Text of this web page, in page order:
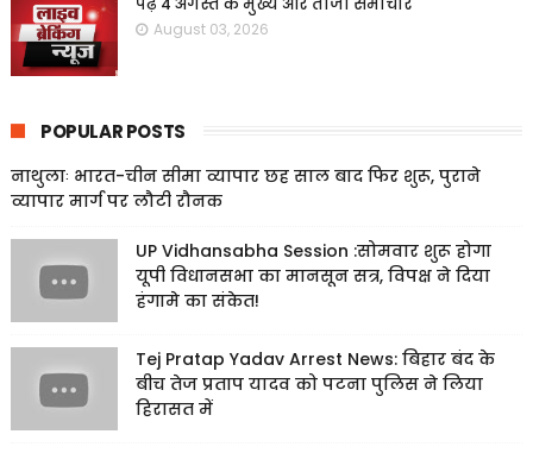
August 03, 2026
POPULAR POSTS
नाथुलाः भारत-चीन सीमा व्यापार छह साल बाद फिर शुरू, पुराने
व्यापार मार्ग पर लौटी रौनक
UP Vidhansabha Session :सोमवार शुरू होगा
यूपी विधानसभा का मानसून सत्र, विपक्ष ने दिया
हंगामे का संकेत!
Tej Pratap Yadav Arrest News: बिहार बंद के
बीच तेज प्रताप यादव को पटना पुलिस ने लिया
हिरासत में